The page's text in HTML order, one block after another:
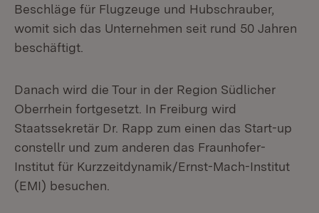
Beschläge für Flugzeuge und Hubschrauber,
womit sich das Unternehmen seit rund 50 Jahren
beschäftigt.
Danach wird die Tour in der Region Südlicher
Oberrhein fortgesetzt. In Freiburg wird
Staatssekretär Dr. Rapp zum einen das Start-up
constellr und zum anderen das Fraunhofer-
Institut für Kurzzeitdynamik/Ernst-Mach-Institut
(EMI) besuchen.